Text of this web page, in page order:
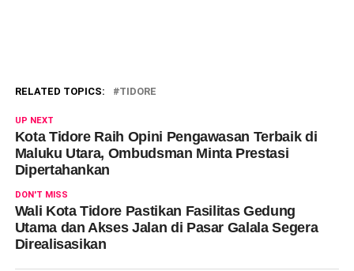
RELATED TOPICS: TIDORE
UP NEXT
Kota Tidore Raih Opini Pengawasan Terbaik di
Maluku Utara, Ombudsman Minta Prestasi
Dipertahankan
DON'T MISS
Wali Kota Tidore Pastikan Fasilitas Gedung
Utama dan Akses Jalan di Pasar Galala Segera
Direalisasikan